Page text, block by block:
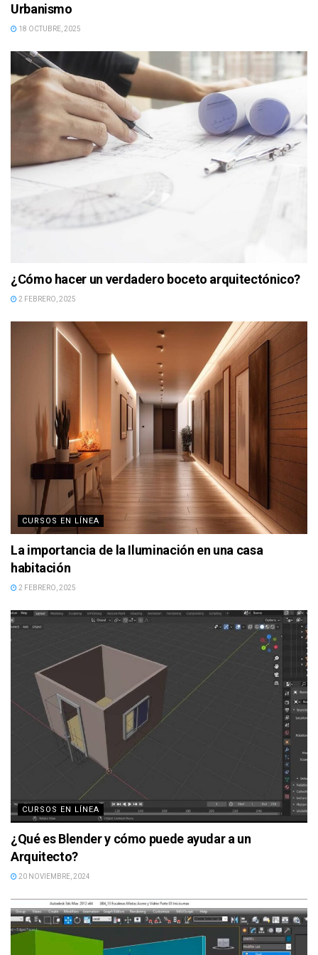
Urbanismo
18 OCTUBRE, 2025
¿Cómo hacer un verdadero boceto arquitectónico?
2 FEBRERO, 2025
CURSOS EN LÍNEA
La importancia de la Iluminación en una casa
habitación
2 FEBRERO, 2025
CURSOS EN LÍNEA
¿Qué es Blender y cómo puede ayudar a un
Arquitecto?
20 NOVIEMBRE, 2024